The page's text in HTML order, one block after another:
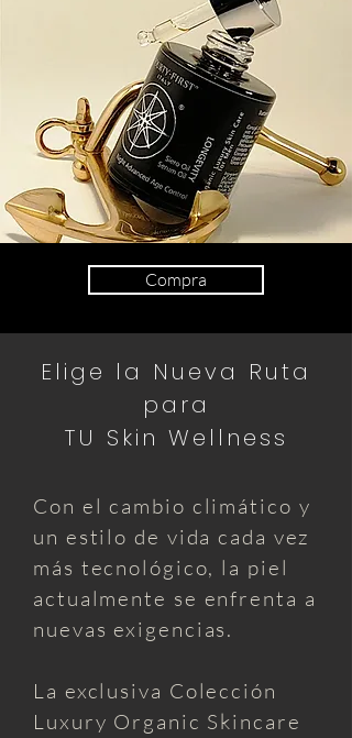
Compra
Elige la Nueva Ruta
para
TU Skin Wellness
Con el cambio climático y
un estilo de vida cada vez
más tecnológico, la piel
actualmente se enfrenta a
nuevas exigencias.
La exclusiva Colección
Luxury Organic Skincare